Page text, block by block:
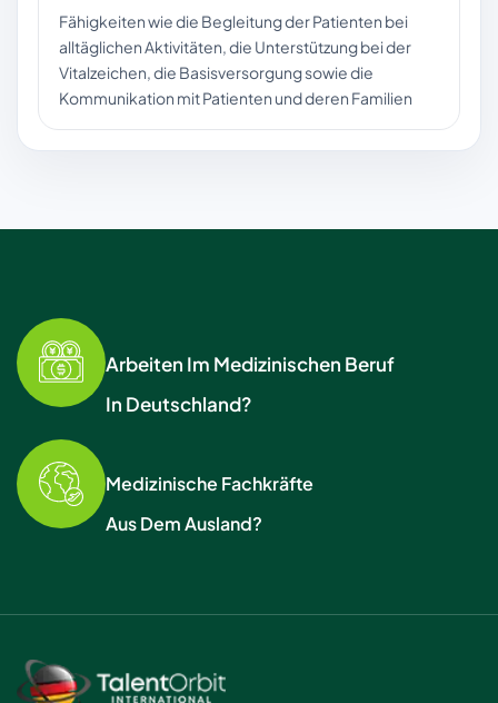
Fähigkeiten wie die Begleitung der Patienten bei
alltäglichen Aktivitäten, die Unterstützung bei der
Vitalzeichen, die Basisversorgung sowie die
Kommunikation mit Patienten und deren Familien
Arbeiten Im Medizinischen Beruf
In Deutschland?
Medizinische Fachkräfte
Aus Dem Ausland?